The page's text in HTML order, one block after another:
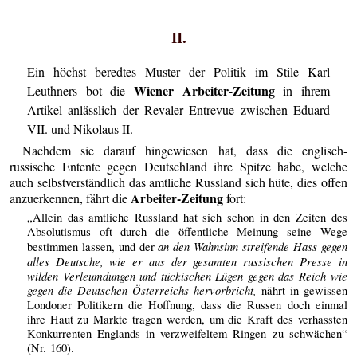
II.
Ein höchst beredtes Muster der Politik im Stile Karl
Leuthners bot die Wiener Arbeiter-Zeitungin ihrem
Artikel anlässlich der Revaler Entrevue zwischen Eduard
VII. und Nikolaus II.
Nachdem sie darauf hingewiesen hat, dass die englisch-
russische Entente gegen Deutschland ihre Spitze habe, welche
auch selbstverständlich das amtliche Russland sich hüte, dies offen
anzuerkennen, fährt die Arbeiter-Zeitungfort:
„Allein das amtliche Russland hat sich schon in den Zeiten des
Absolutismus oft durch die öffentliche Meinung seine Wege
bestimmen lassen, und deran den Wahnsinn streifende Hass gegen
alles Deutsche, wie er aus der gesamten russischen Presse in
wilden Verleumdungen und tückischen Lügen gegen das Reich wie
gegen die Deutschen Österreichs hervorbricht, nährt in gewissen
Londoner Politikern die Hoffnung, dass die Russen doch einmal
ihre Haut zu Markte tragen werden, um die Kraft des verhassten
Konkurrenten Englands in verzweifeltem Ringen zu schwächen“
(Nr. 160).